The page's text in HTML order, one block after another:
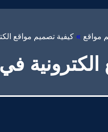
مواقع » كيفية تصميم مواقع
في